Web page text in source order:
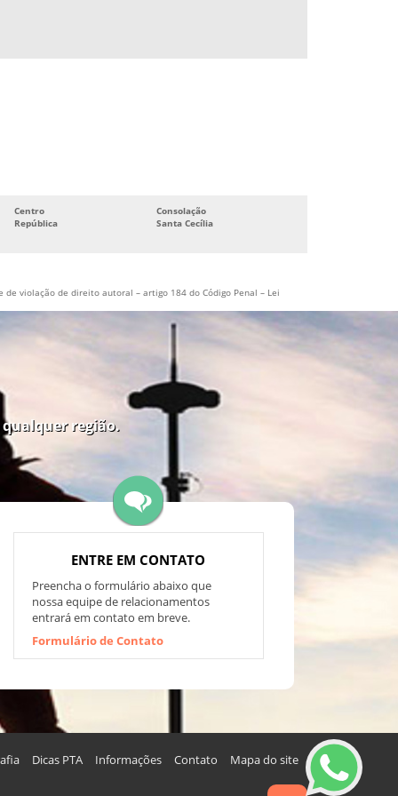
Centro
Consolação
República
Santa Cecília
violação de direito autoral – artigo 184 do Código Penal – Lei
região.
ENTRE EM CONTATO
Preencha o formulário abaixo que
nossa equipe de relacionamentos
entrará em contato em breve.
Formulário de Contato
Dicas PTA Informações Contato Mapa do site